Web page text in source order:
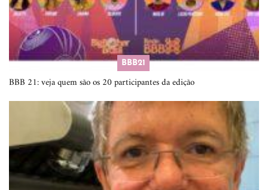
BBB21
BBB 21: veja quem são os 20 participantes da edição